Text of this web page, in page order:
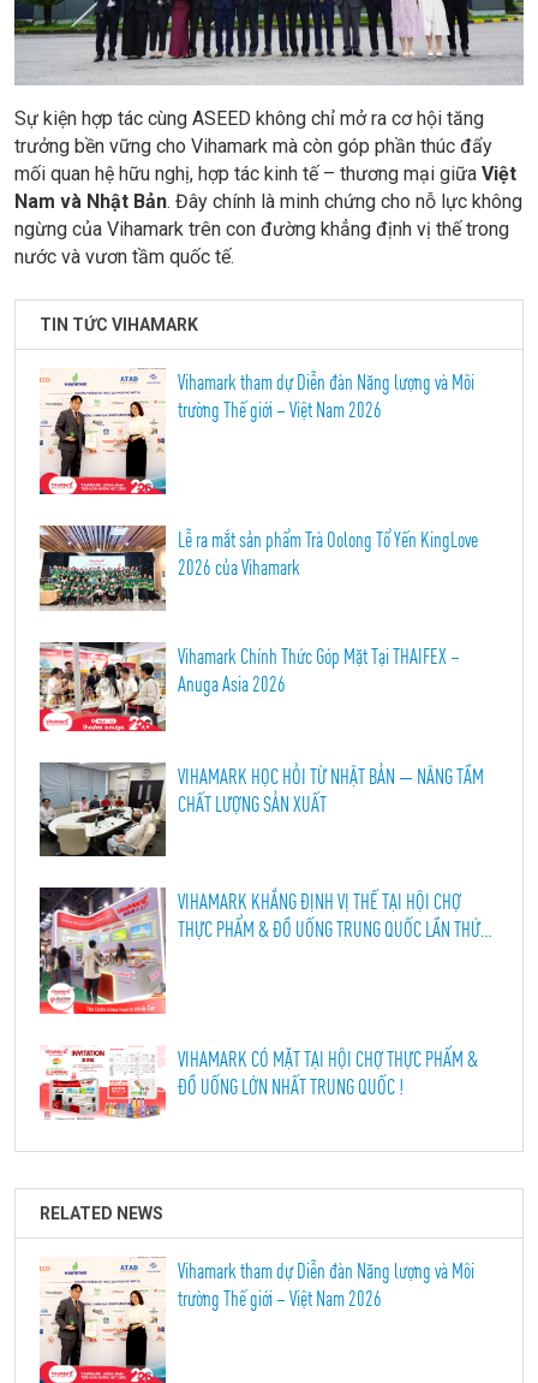
Sự kiện hợp tác cùng ASEED không chỉ mở ra cơ hội tăng
trưởng bền vững cho Vihamark mà còn góp phần thúc đẩy
mối quan hệ hữu nghị, hợp tác kinh tế – thương mại giữa Việt
Nam và Nhật Bản. Đây chính là minh chứng cho nỗ lực không
ngừng của Vihamark trên con đường khẳng định vị thế trong
nước và vươn tầm quốc tế.
TIN TỨC VIHAMARK
Vihamark tham dự Diễn đàn Năng lượng và Môi
trường Thế giới – Việt Nam 2026
Lễ ra mắt sản phẩm Trà Oolong Tổ Yến KingLove
2026 của Vihamark
Vihamark Chính Thức Góp Mặt Tại THAIFEX –
Anuga Asia 2026
VIHAMARK HỌC HỎI TỪ NHẬT BẢN — NÂNG TẦM
CHẤT LƯỢNG SẢN XUẤT
VIHAMARK KHẲNG ĐỊNH VỊ THẾ TẠI HỘI CHỢ
THỰC PHẨM & ĐỒ UỐNG TRUNG QUỐC LẦN THỨ
VIHAMARK CÓ MẶT TẠI HỘI CHỢ THỰC PHẨM &
ĐỒ UỐNG LỚN NHẤT TRUNG QUỐC !
RELATED NEWS
Vihamark tham dự Diễn đàn Năng lượng và Môi
trường Thế giới – Việt Nam 2026